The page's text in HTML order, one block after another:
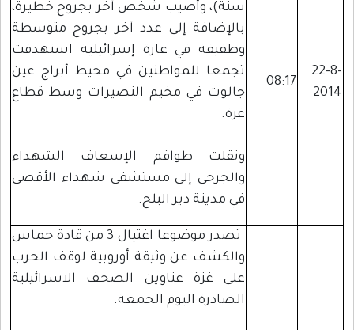
22-8-
2014
08:17
سنة)، وأصيب شخص آخر بجروح خطيرة،
بالإضافة إلى عدد آخر بجروح متوسطة
وطفيفة في غارة إسرائيلية استهدفت
تجمعا للمواطنين في محيط أبراج عين
جالوت في مخيم النصيرات وسط قطاع
غزة.
ونقلت طواقم الإسعاف الشهداء
والجرحى إلى مستشفى شهداء الأقصى
في مدينة دير البلح.
تصدر موضوعا اغتيال 3 من قادة حماس
والكشف عن وثيقة أوروبية لوقف الحرب
على غزة عناوين الصحف الاسرائيلية
الصادرة اليوم الجمعة.